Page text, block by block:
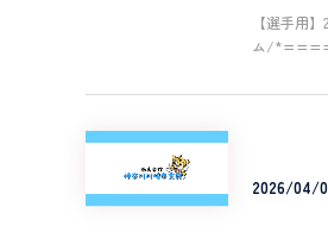
【選手用
ム/
2026/04/